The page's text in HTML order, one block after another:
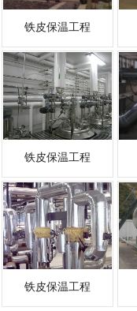
铁皮保温工程
铁皮保温工程
铁皮保温工程